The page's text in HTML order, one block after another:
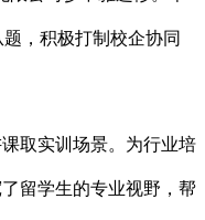
，积极打制校企协同
取实训场景。为行业培
留学生的专业视野，帮